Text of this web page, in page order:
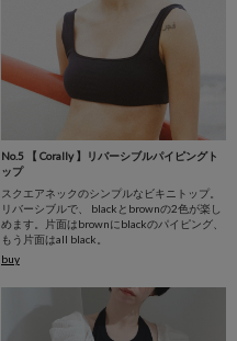
No.5 【 Corally 】リバーシブルパイピングト
ップ
スクエアネックのシンプルなビキニトップ。
リバーシブルで、 blackとbrownの2色が楽し
めます。片面はbrownにblackのパイピング、
もう片面はall black。
buy